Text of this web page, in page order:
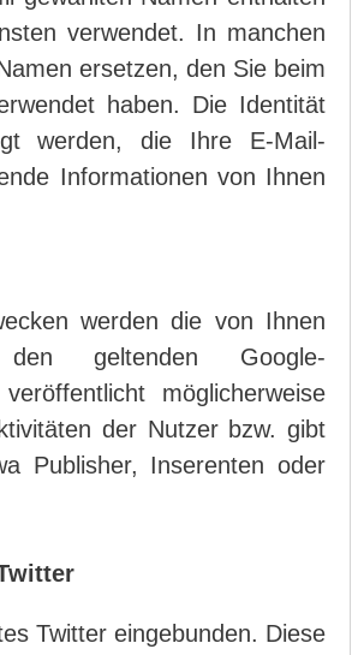
verwendet. In manchen
ersetzen, den Sie beim
haben. Die Identität
werden, die Ihre E-Mail-
Informationen von Ihnen
werden die von Ihnen
den geltenden Google-
möglicherweise
der Nutzer bzw. gibt
Publisher, Inserenten oder
Twitter eingebunden. Diese